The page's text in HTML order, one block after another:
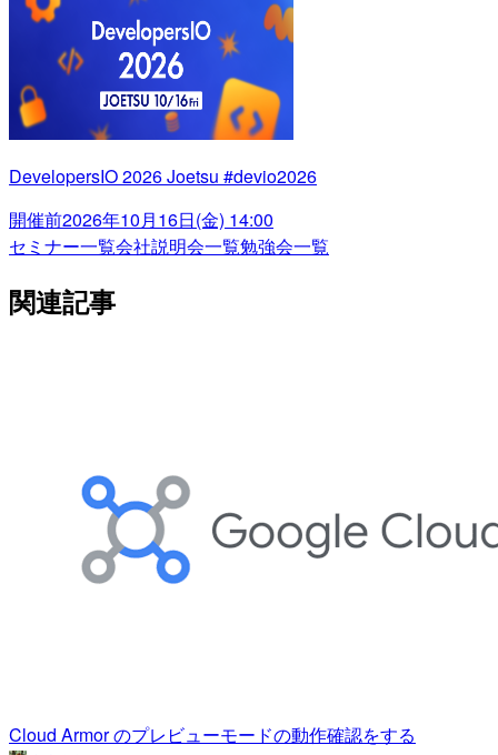
DevelopersIO 2026 Joetsu #devio2026
開催前2026年10月16日(金) 14:00
セミナー一覧会社説明会一覧勉強会一覧
関連記事
Cloud Armor のプレビューモードの動作確認をする